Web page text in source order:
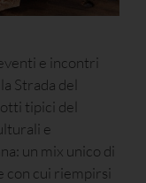
e incontri
Strada del
tipici del
e
un mix unico di
con cui riempirsi